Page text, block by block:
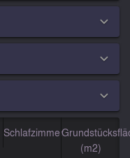



Schlafzimmer
(m2)